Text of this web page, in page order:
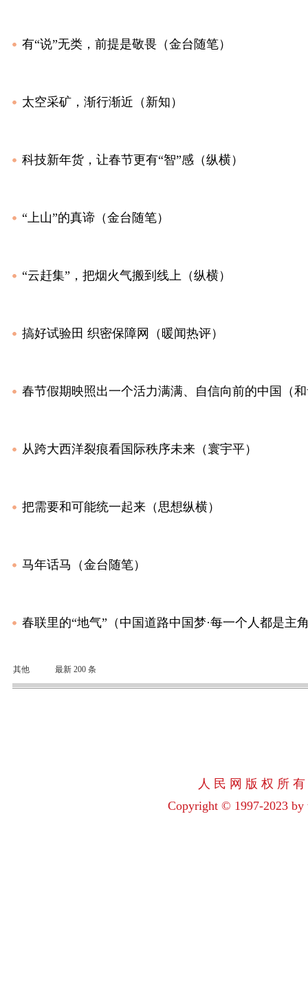
有“说”无类，前提是敬畏（金台随笔）
太空采矿，渐行渐近（新知）
科技新年货，让春节更有“智”感（纵横）
“上山”的真谛（金台随笔）
“云赶集”，把烟火气搬到线上（纵横）
搞好试验田 织密保障网（暖闻热评）
春节假期映照出一个活力满满、自信向前的中国（
从跨大西洋裂痕看国际秩序未来（寰宇平）
把需要和可能统一起来（思想纵横）
马年话马（金台随笔）
春联里的“地气”（中国道路中国梦·每一个人都是主
其他 最新 200 条
人 民 网 版 权 所
Copyright © 1997-2023 by